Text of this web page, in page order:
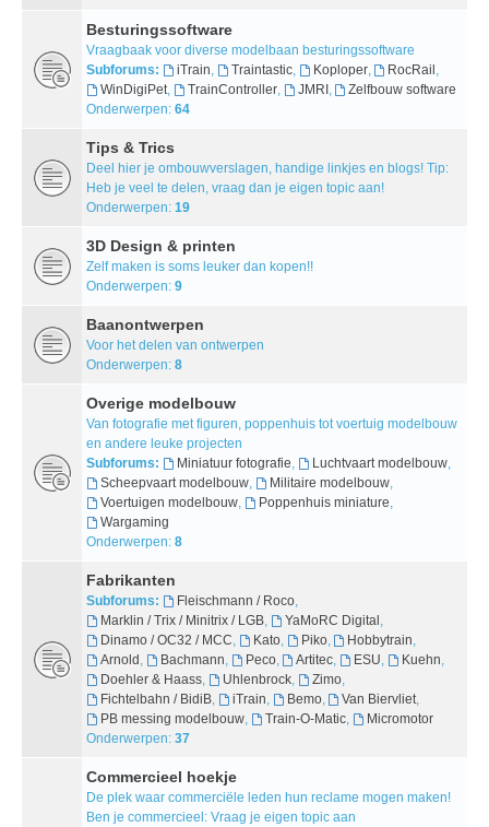
Besturingssoftware
Vraagbaak voor diverse modelbaan besturingssoftware
Subforums:
iTrain, Traintastic, Koploper, RocRail,
WinDigiPet, TrainController, JMRI,
Zelfbouw software
Onderwerpen: 64
Tips & Trics
Deel hier je ombouwverslagen, handige linkjes en blogs! Tip:
Heb je veel te delen, vraag dan je eigen topic aan!
Onderwerpen: 19
3D Design & printen
Zelf maken is soms leuker dan kopen!!
Onderwerpen: 9
Baanontwerpen
Voor het delen van ontwerpen
Onderwerpen: 8
Overige modelbouw
Van fotografie met figuren, poppenhuis tot voertuig modelbouw
en andere leuke projecten
Subforums:
Miniatuur fotografie, Luchtvaart modelbouw,
Scheepvaart modelbouw, Militaire modelbouw,
Voertuigen modelbouw, Poppenhuis miniature,
Wargaming
Onderwerpen: 8
Fabrikanten
Subforums: Fleischmann / Roco,
Marklin / Trix / Minitrix / LGB, YaMoRC Digital,
Dinamo / OC32 / MCC, Kato, Piko, Hobbytrain,
Arnold, Bachmann, Peco, Artitec, ESU, Kuehn,
Doehler & Haass, Uhlenbrock, Zimo,
Fichtelbahn / BidiB, iTrain, Bemo, Van Biervliet,
PB messing modelbouw, Train-O-Matic,
Micromotor
Onderwerpen: 37
Commercieel hoekje
De plek waar commerciële leden hun reclame mogen maken!
Ben je commercieel: Vraag je eigen topic aan